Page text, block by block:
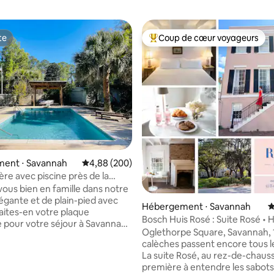
⋅ Savannah Évaluation moyenne sur la base de 200
4,88 (200)
avec piscine près de la
la ville (chiens bienvenus)
bien en famille dans notre
et de plain-pied avec
votre séjour à Savannah,
Coups de cœur voyageurs les
Coup de cœur voyageurs
Hébergement ⋅ Savannah
Bosch Huis Rosé : Suite Rosé •
• Parking
Oglethorpe Square, Savannah,
calèches passent encore tous
La suite Rosé, au rez-de-
première à entendre les